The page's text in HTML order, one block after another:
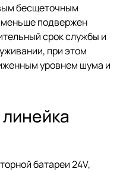
бесщеточным
меньше подвержен
срок службы и
при этом
уровнем шума и
батареи 24V,